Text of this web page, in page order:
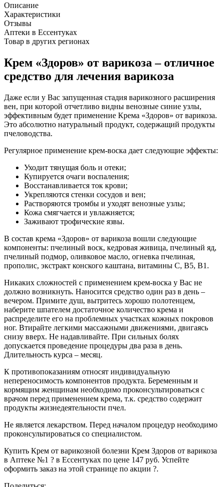
Описание
Характеристики
Отзывы
Аптеки в Ессентуках
Товар в других регионах
Крем «Здоров» от варикоза – отличное
средство для лечения варикоза
Даже если у Вас запущенная стадия варикозного расширения
вен, при которой отчетливо видны венозные синие узлы,
эффективным будет применение Крема «Здоров» от варикоза.
Это абсолютно натуральный продукт, содержащий продукты
пчеловодства.
Регулярное применение крем-воска дает следующие эффекты:
Уходит тянущая боль и отеки;
Купируется очаги воспаления;
Восстанавливается ток крови;
Укрепляются стенки сосудов и вен;
Растворяются тромбы и уходят венозные узлы;
Кожа смягчается и увлажняется;
Заживают трофические язвы.
В состав крема «Здоров» от варикоза вошли следующие
компоненты: пчелиный воск, кедровая живица, пчелиный яд,
пчелиный подмор, оливковое масло, огневка пчелиная,
прополис, экстракт конского каштана, витамины С, В5, В1.
Никаких сложностей с применением крем-воска у Вас не
должно возникнуть. Наносится средство один раз в день –
вечером. Примите душ, вытритесь хорошо полотенцем,
наберите шпателем достаточное количество крема и
распределите его на проблемных участках кожных покровов
ног. Втирайте легкими массажными движениями, двигаясь
снизу вверх. Не надавливайте. При сильных болях
допускается проведение процедуры два раза в день.
Длительность курса – месяц.
К противопоказаниям относят индивидуальную
непереносимость компонентов продукта. Беременным и
кормящим женщинам необходимо проконсультироваться с
врачом перед применением крема, т.к. средство содержит
продукты жизнедеятельности пчел.
Не является лекарством. Перед началом процедур необходимо
проконсультироваться со специалистом.
Купить Крем от варикозной болезни Крем Здоров от варикоза
в Аптеке №1 ? в Ессентуках по цене 147 руб. Успейте
оформить заказ на этой странице по акции ?.